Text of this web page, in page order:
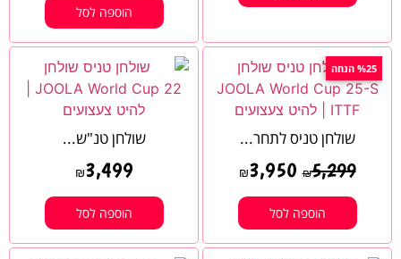
הוספה לסל
%25 הנחה
שולחן טניס לתחר...
₪5,299
₪3,950
הוספה לסל
שולחן טנ"ש...
₪3,499
הוספה לסל